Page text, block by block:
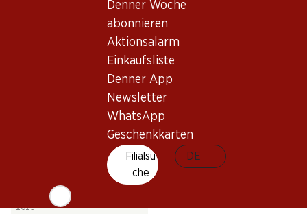
Denner Woche
abonnieren
Aktionsalarm
Einkaufsliste
Denner App
Newsletter
WhatsApp
Geschenkkarten
Filialsu
che
DE
Terraced Cabernet
Sauvignon Gran Reserva
2023